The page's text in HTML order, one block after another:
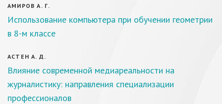
АМИРОВ А. Г.
Использование компьютера при обучении геометрии
в 8-м классе
АСТЕН А. Д.
Влияние современной медиареальности на
журналистику: направления специализации
профессионалов